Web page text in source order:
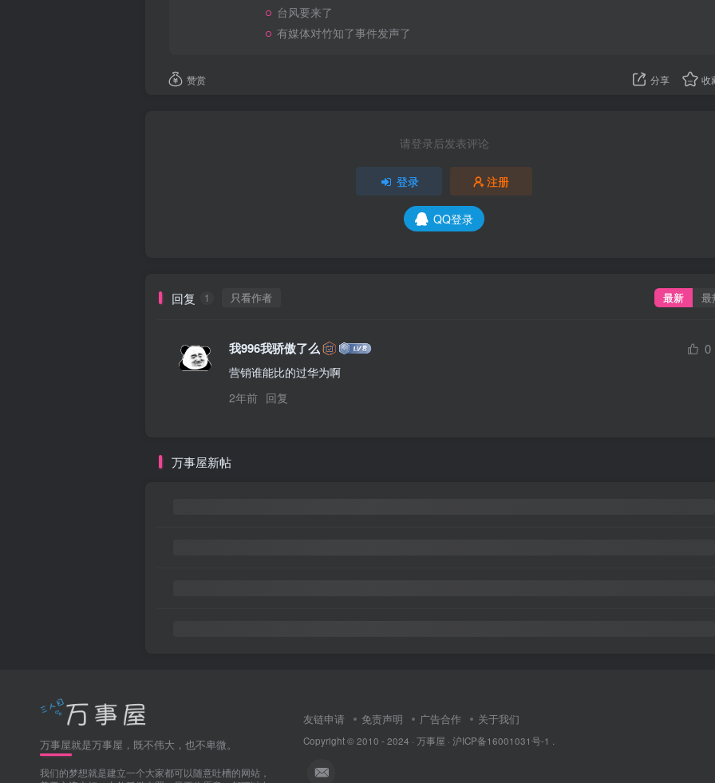
台风要来了
有媒体对竹知了事件发声了
赞赏 分享 收
请登录后发表评论
登录 注册
QQ登录
回复 1 只看作者 最新 最
我996我骄傲了么 0
营销谁能比的过华为啊
2年前 回复
万事屋新帖
万事屋就是万事屋，既不伟大，也不卑微。
我们的梦想就是建立一个大家都可以随意吐槽的网站，
友链申请 免责声明 广告合作 关于我们
Copyright © 2010 - 2024 · 万事屋 · 沪ICP备16001031号-1